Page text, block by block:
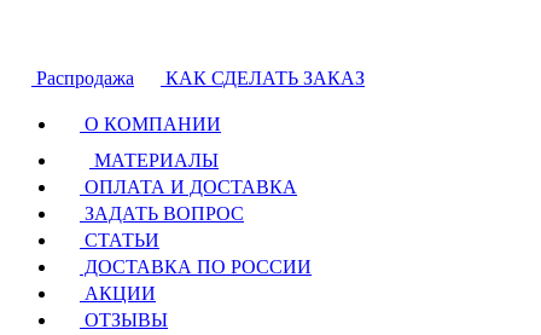
Распродажа КАК СДЕЛАТЬ ЗАКАЗ
О КОМПАНИИ
МАТЕРИАЛЫ
ОПЛАТА И ДОСТАВКА
ЗАДАТЬ ВОПРОС
СТАТЬИ
ДОСТАВКА ПО РОССИИ
АКЦИИ
ОТЗЫВЫ